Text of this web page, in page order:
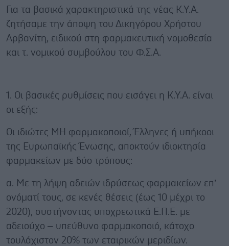
Για τα βασικά χαρακτηριστικά της νέας Κ.Υ.Α.
ζητήσαμε την άποψη του Δικηγόρου Χρήστου
Αρβανίτη, ειδικού στη φαρμακευτική νομοθεσία
και τ. νομικού συμβούλου του Φ.Σ.Α.
1. Οι βασικές ρυθμίσεις που εισάγει η Κ.Υ.Α. είναι
οι εξής:
Οι ιδιώτες ΜΗ φαρμακοποιοί, Έλληνες ή υπήκοοι
της Ευρωπαϊκής Ένωσης, αποκτούν ιδιοκτησία
φαρμακείων με δύο τρόπους:
α. Με τη λήψη αδειών ιδρύσεως φαρμακείων επ’
ονόματί τους, σε κενές θέσεις (έως 10 μέχρι το
2020), συστήνοντας υποχρεωτικά Ε.Π.Ε. με
αδειούχο – υπεύθυνο φαρμακοποιό, κάτοχο
τουλάχιστον 20% των εταιρικών μεριδίων.